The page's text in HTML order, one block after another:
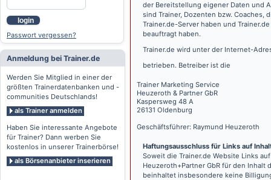
login
Passwort vergessen?
Anmeldung bei Trainer.de
Werden Sie Mitglied in einer der
größten Trainerdatenbanken und -
communities Deutschlands!
als Trainer anmelden
Haben Sie interessante Angebote
für Trainer? Dann werben Sie
kostenlos in unserer Trainerbörse!
als Börsenanbieter inserieren
der Bereitstellung eigener Daten und
sind Trainer, Dozenten bzw.
Trainer.de-Server haben und Trainer.de
beauftragt haben.
Trainer.de wird unter der Internet-
betrieben. Betreiber ist die
Trainer Marketing Service
Heuzeroth & Partner GbR
Kaspersweg 48 A
26131 Oldenburg
Geschäftsführer: Raymund Heuzeroth
Haftungsausschluss für Links auf
Soweit die Trainer.de Website Links
Heuzeroth+Partner GbR für den Inhalt
beinhaltet insbesondere keine